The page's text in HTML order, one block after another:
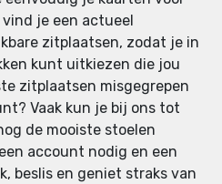
je een actueel
zitplaatsen, zodat je in
kunt uitkiezen die jou
zitplaatsen misgegrepen
Vaak kun je bij ons tot
de mooiste stoelen
account nodig en een
beslis en geniet straks van